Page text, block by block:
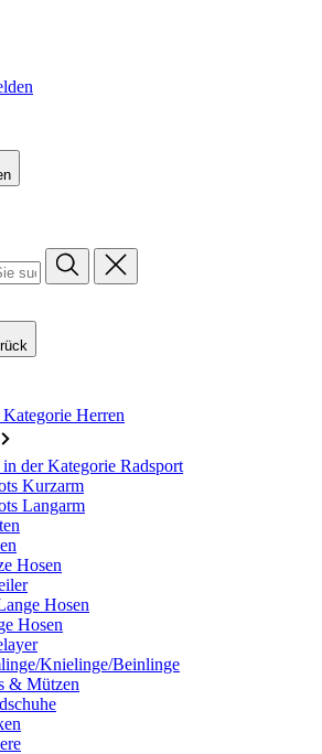
Herren
der Kategorie Radsport
Kurzarm
Langarm
Hosen
Hosen
Hosen
Knielinge/Beinlinge
& Mützen